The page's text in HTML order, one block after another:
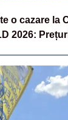
o cazare la
2026: